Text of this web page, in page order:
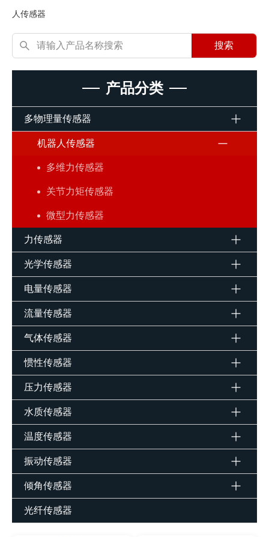
人传感器
搜索
产品分类
多物理量传感器
机器人传感器
多维力传感器
关节力矩传感器
微型力传感器
力传感器
光学传感器
电量传感器
流量传感器
气体传感器
惯性传感器
压力传感器
水质传感器
温度传感器
振动传感器
倾角传感器
光纤传感器